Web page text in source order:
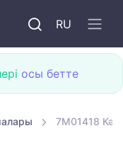
RU
осы бетте
7M01418